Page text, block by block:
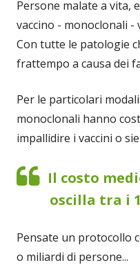
Persone malate a vita,
vaccino - monoclonali -
Con tutte le patologie
frattempo a causa dei
Per le particolari
monoclonali hanno
impallidire i vaccini o
Il costo
oscilla tra i
Pensate un protocollo
o miliardi di persone...